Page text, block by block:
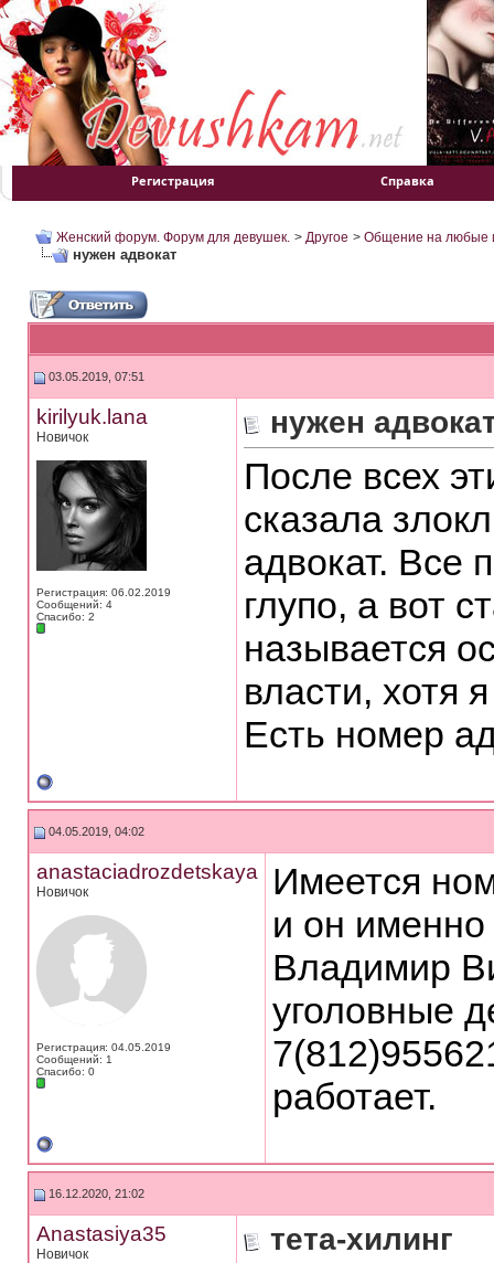
Регистрация Справка
Женский форум. Форум для девушек. > Другое > Общение на любые
нужен адвокат
03.05.2019, 07:51
kirilyuk.lana
Новичок
Регистрация: 06.02.2019
Сообщений: 4
Спасибо: 2
нужен
После всех
сказала
адвокат. Все
глупо, а вот
называется
власти, хотя
Есть номер
04.05.2019, 04:02
anastaciadrozdetskaya
Новичок
Регистрация: 04.05.2019
Сообщений: 1
Спасибо: 0
Имеется
и он
Владимир
уголовные
работает.
16.12.2020, 21:02
Anastasiya35
Новичок тета-хилинг